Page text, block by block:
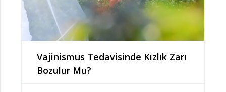
Vajinismus Tedavisinde Kızlık Zarı
Bozulur Mu?